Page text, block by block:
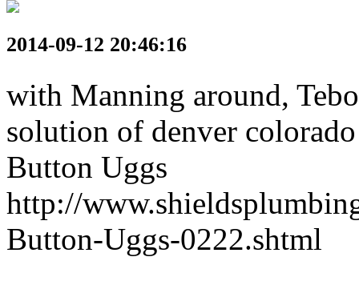
2014-09-12 20:46:16
with Manning around,
solution of denver
Button Uggs
http://
Button-Uggs-0222.shtml